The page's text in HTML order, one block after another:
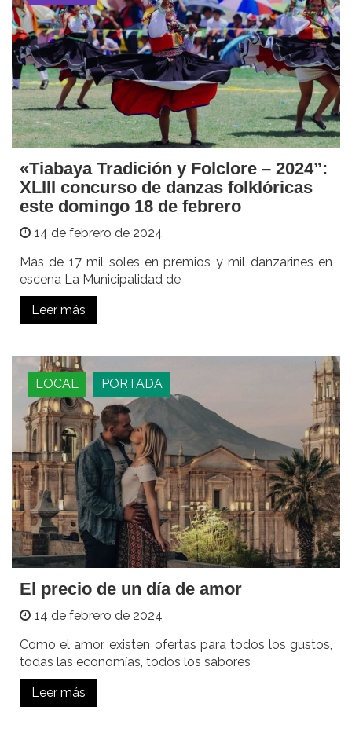
«Tiabaya Tradición y Folclore – 2024”:
XLIII concurso de danzas folklóricas
este domingo 18 de febrero
14 de febrero de 2024
Más de 17 mil soles en premios y mil danzarines en
escena La Municipalidad de
Leer más
LOCAL PORTADA
El precio de un día de amor
14 de febrero de 2024
Como el amor, existen ofertas para todos los gustos,
todas las economías, todos los sabores
Leer más